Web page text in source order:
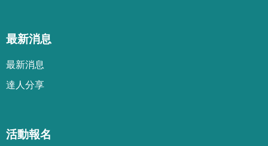
最新消息
最新消息
達人分享
活動報名